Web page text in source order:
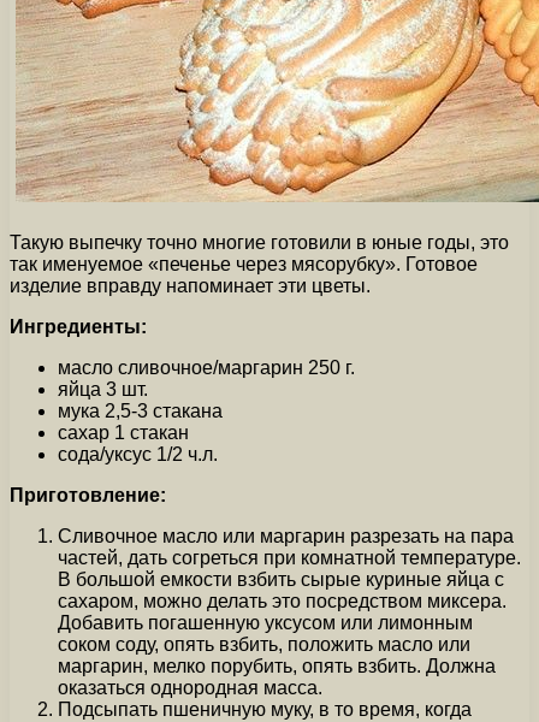
Такую выпечку точно многие готовили в юные годы, это
так именуемое «печенье через мясорубку». Готовое
изделие вправду напоминает эти цветы.
Ингредиенты:
масло сливочное/маргарин 250 г.
яйца 3 шт.
мука 2,5-3 стакана
сахар 1 стакан
сода/уксус 1/2 ч.л.
Приготовление:
Сливочное масло или маргарин разрезать на пара
частей, дать согреться при комнатной температуре.
В большой емкости взбить сырые куриные яйца с
сахаром, можно делать это посредством миксера.
Добавить погашенную уксусом или лимонным
соком соду, опять взбить, положить масло или
маргарин, мелко порубить, опять взбить. Должна
оказаться однородная масса.
Подсыпать пшеничную муку, в то время, когда